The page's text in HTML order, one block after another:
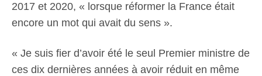
2017 et 2020, « lorsque réformer la France était
encore un mot qui avait du sens ».
« Je suis fier d’avoir été le seul Premier ministre de
ces dix dernières années à avoir réduit en même